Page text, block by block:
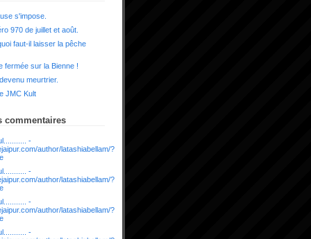
s'impose.
970 de juillet et août.
faut-il laisser la pêche
fermée sur la Bienne !
meurtrier.
JMC Kult
commentaires
-
author/latashiabellam/?
-
author/latashiabellam/?
-
author/latashiabellam/?
-